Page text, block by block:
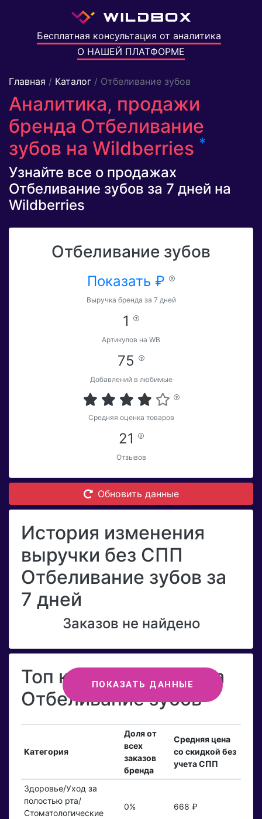
Бесплатная консультация от аналитика
О НАШЕЙ ПЛАТФОРМЕ
Главная / Каталог / Отбеливание зубов
Аналитика, продажи
бренда Отбеливание
зубов на Wildberries *
Узнайте все о продажах
Отбеливание зубов за 7 дней на
Wildberries
Отбеливание зубов
Показать ₽
Выручка бренда за 7 дней
1
Артикулов на WB
75
Добавлений в любимые
Средняя оценка товаров
21
Отзывов
Обновить данные
История изменения
выручки без СПП
Отбеливание зубов за
7 дней
ПОКАЗАТЬ ДАННЫЕ
Заказов не найдено
Топ категорий бренда
Отбеливание зубов
Категория
Доля от
всех
заказов
бренда
Средняя цена
со скидкой без
учета СПП
Здоровье/Уход за
полостью рта/
Стоматологические
0% 668 ₽